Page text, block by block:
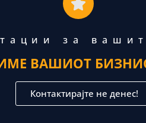
за
ВАШИОТ
Контактирајте не денес!